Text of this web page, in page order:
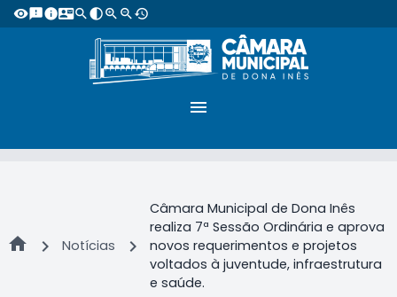
visibility feedbackinfocontact_mailsearch contrastzoom_in zoom_out restore
menu
home chevron_right Notícias chevron_right
Câmara Municipal de Dona Inês
realiza 7ª Sessão Ordinária e aprova
novos requerimentos e projetos
voltados à juventude, infraestrutura
e saúde.